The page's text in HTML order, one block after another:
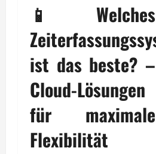
📱 Welches
ist das beste? –
Cloud-Lösungen
für maximale
Flexibilität